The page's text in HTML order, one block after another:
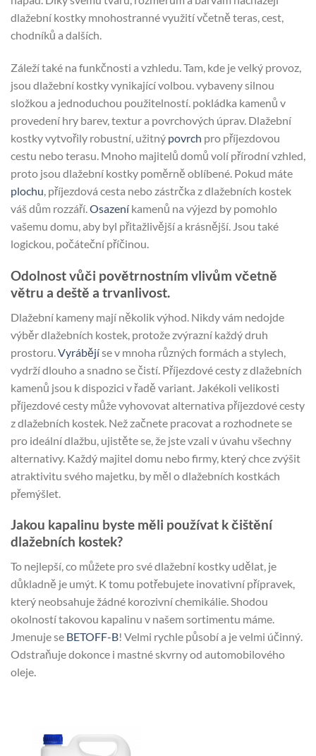
dlažební kostky mnohostranné využití včetně teras, cest,
chodníků a dalších.
Záleží také na funkčnosti a vzhledu. Tam, kde je velký provoz,
jsou dlažební kostky vynikající volbou. vybaveny silnou
složkou a jednoduchou použitelností. pokládka kamenů v
provedení hry barev, textur a povrchových úprav. Dlažební
kostky vytvořily robustní, užitný povrch pro příjezdovou
cestu nebo terasu. Mnoho majitelů domů volí přírodní vzhled,
proto jsou dlažební kostky poměrně oblíbené. Pokud máte
plochu, příjezdová cesta nebo zástrčka z dlažebních kostek
váš dům rozzáří.Osazení kamenů na výjezd by pomohlo
vašemu domu, aby byl přitažlivější a krásnější. Jsou také
logickou, počáteční příčinou.
Odolnost vůči povětrnostním vlivům včetně
větru a deště a trvanlivost.
Dlažební kameny mají několik výhod. Nikdy vám nedojde
výběr dlažebních kostek, protože zvýrazní každý druh
prostoru. Vyrábějíse v mnoha různých formách a stylech,
vydrží dlouho a snadno se čistí. Příjezdové cesty z dlažebních
kamenů jsou k dispozici v řadě variant. Jakékoli velikosti
příjezdové cesty může vyhovovat alternativa příjezdové cesty
z dlažebních kostek. Než začnete pracovat a rozhodnete se
pro ideální dlažbu, ujistěte se, že jste vzali v úvahu všechny
alternativy. Každý majitel domu nebo firmy, který chce zvýšit
atraktivitu svého majetku, by měl o dlažebních kostkách
přemýšlet.
Jakou kapalinu byste měli používat k čištění
dlažebních kostek?
To nejlepší, co můžete pro své dlažební kostky udělat, je
důkladně je umýt. K tomu potřebujete inovativní přípravek,
který neobsahuje žádné korozivní chemikálie. Shodou
okolností takovou kapalinu v našem sortimentu máme.
Jmenuje se BETOFF-B! Velmi rychle působí a je velmi účinný.
Odstraňuje dokonce i mastné skvrny od automobilového
oleje.